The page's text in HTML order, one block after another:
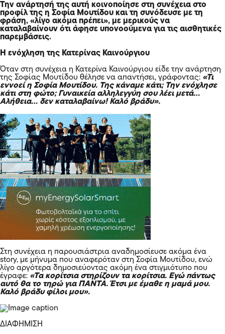
Την ανάρτησή της αυτή κοινοποίησε στη συνέχεια στο
προφίλ της η Σοφία Μουτίδου και τη συνόδευσε με τη
φράση, «λίγο ακόμα πρέπει», με μερικούς να
καταλαβαίνουν ότι άφησε υπονοούμενα για τις αισθητικές
παρεμβάσεις.
Η ενόχληση της Κατερίνας Καινούργιου
Όταν στη συνέχεια η Κατερίνα Καινούργιου είδε την ανάρτηση
της Σοφίας Μουτίδου θέλησε να απαντήσει, γράφοντας: «Τι
εννοεί η Σοφία Μουτίδου. Της κάναμε κάτι; Την ενόχλησε
κάτι στη φώτο; Γυναικεία αλληλεγγύη σου λέει μετά…
Αλήθεια… δεν καταλαβαίνω! Καλό βράδυ».
Στη συνέχεια η παρουσιάστρια αναδημοσίευσε ακόμα ένα
story, με μήνυμα που αναφερόταν στη Σοφία Μουτίδου, ενώ
λίγο αργότερα δημοσιεύοντας ακόμη ένα στιγμιότυπο που
έγραφε: «Τα κορίτσια στηρίζουν τα κορίτσια. Εγώ πάντως
αυτό θα το τηρώ για ΠΑΝΤΑ. Έτσι με έμαθε η μαμά μου.
Καλό βράδυ φίλοι μου».
ΔΙΑΦΗΜΙΣΗ